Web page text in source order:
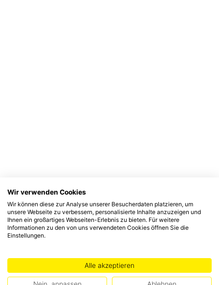
Wir verwenden Cookies
Wir können diese zur Analyse unserer Besucherdaten platzieren, um
unsere Webseite zu verbessern, personalisierte Inhalte anzuzeigen und
Ihnen ein großartiges Webseiten-Erlebnis zu bieten. Für weitere
Informationen zu den von uns verwendeten Cookies öffnen Sie die
Einstellungen.
Alle akzeptieren